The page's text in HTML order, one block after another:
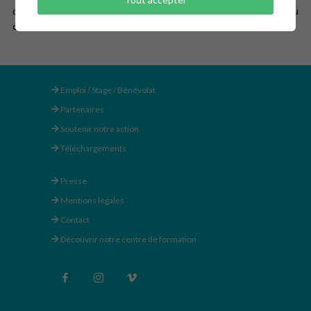
de tous types de structures, de la programmation ponctuelle au
cycle de projections sur l’année.
Emploi / Stage / Bénévolat
Partenaires
Soutenir notre action
Téléchargements
Presse
Mentions légales
Contact
Découvrir notre centre de formation